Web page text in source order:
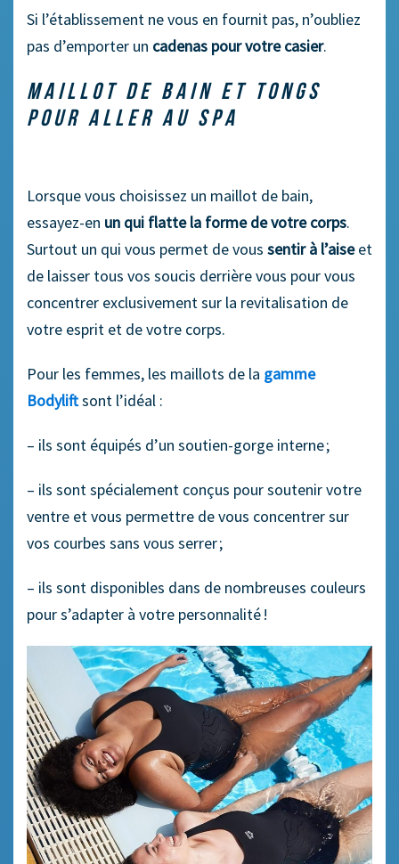
Si l’établissement ne vous en fournit pas, n’oubliez
pas d’emporter un cadenas pour votre casier.
MAILLOT DE BAIN ET TONGS
POUR ALLER AU SPA
Lorsque vous choisissez un maillot de bain,
essayez-en un qui flatte la forme de votre corps.
Surtout un qui vous permet de vous sentir à l’aiseet
de laisser tous vos soucis derrière vous pour vous
concentrer exclusivement sur la revitalisation de
votre esprit et de votre corps.
Pour les femmes, les maillots de la gamme
Bodyliftsont l’idéal :
– ils sont équipés d’un soutien-gorge interne ;
– ils sont spécialement conçus pour soutenir votre
ventre et vous permettre de vous concentrer sur
vos courbes sans vous serrer ;
– ils sont disponibles dans de nombreuses couleurs
pour s’adapter à votre personnalité !